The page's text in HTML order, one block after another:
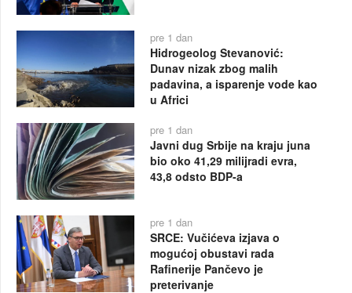
pre 1 dan
Hidrogeolog Stevanović:
Dunav nizak zbog malih
padavina, a isparenje vode kao
u Africi
pre 1 dan
Javni dug Srbije na kraju juna
bio oko 41,29 milijradi evra,
43,8 odsto BDP-a
pre 1 dan
SRCE: Vučićeva izjava o
mogućoj obustavi rada
Rafinerije Pančevo je
preterivanje